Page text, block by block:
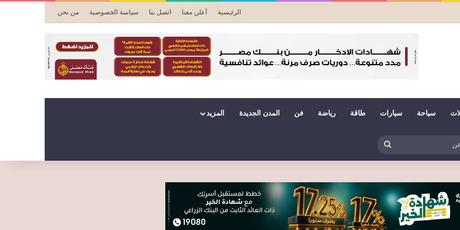
الرئيسية أعلن معنا اتصل بنا سياسة الخصوصية من نحن
سياحة سيارات طاقة رياضة فن المدن الجديدة المزيد
عن